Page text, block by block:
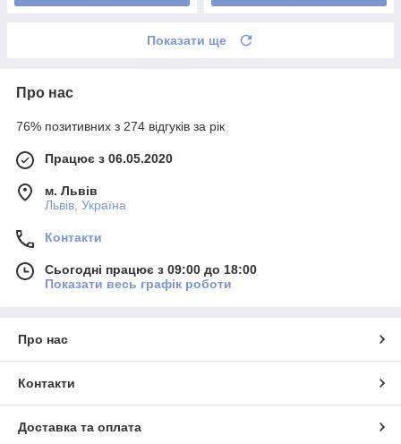
Показати ще
Про нас
76% позитивних з 274 відгуків за рік
Працює з 06.05.2020
м. Львів
Львів, Україна
Контакти
Сьогодні працює з 09:00 до 18:00
Показати весь графік роботи
Про нас
Контакти
Доставка та оплата